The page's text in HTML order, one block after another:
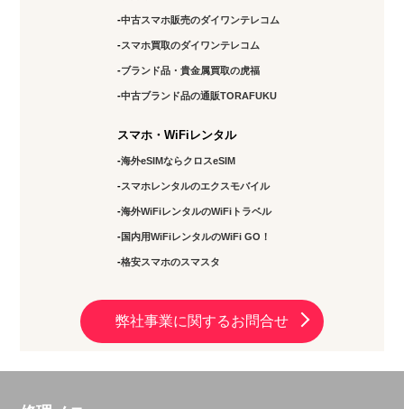
中古スマホ販売のダイワンテレコム
スマホ買取のダイワンテレコム
ブランド品・貴金属買取の虎福
中古ブランド品の通販TORAFUKU
スマホ・WiFiレンタル
海外eSIMならクロスeSIM
スマホレンタルのエクスモバイル
海外WiFiレンタルのWiFiトラベル
国内用WiFiレンタルのWiFi GO！
格安スマホのスマスタ
弊社事業に関するお問合せ